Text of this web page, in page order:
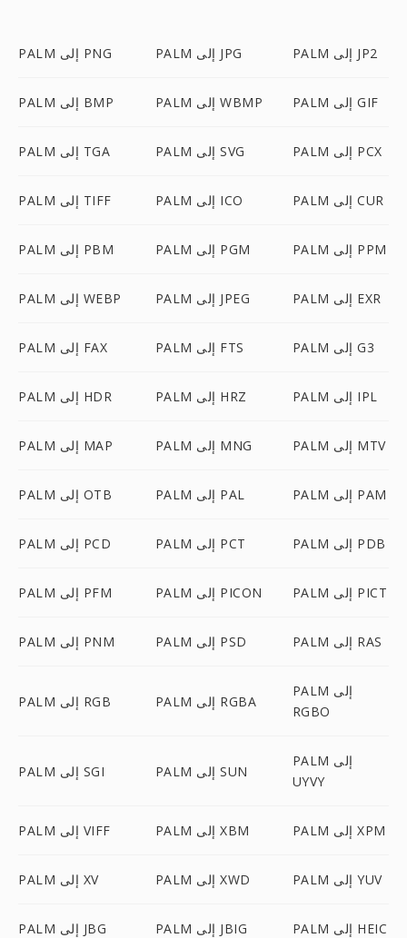
PALM إلى PNG PALM إلى JPG PALM إلى JP2
PALM إلى BMP PALM إلى WBMP PALM إلى GIF
PALM إلى TGA PALM إلى SVG PALM إلى PCX
PALM إلى TIFF PALM إلى ICO PALM إلى CUR
PALM إلى PBM PALM إلى PGM PALM إلى PPM
PALM إلى WEBP PALM إلى JPEG PALM إلى EXR
PALM إلى FAX PALM إلى FTS PALM إلى G3
PALM إلى HDR PALM إلى HRZ PALM إلى IPL
PALM إلى MAP PALM إلى MNG PALM إلى MTV
PALM إلى OTB PALM إلى PAL PALM إلى PAM
PALM إلى PCD PALM إلى PCT PALM إلى PDB
PALM إلى PFM PALM إلى PICON PALM إلى PICT
PALM إلى PNM PALM إلى PSD PALM إلى RAS
PALM إلى RGB PALM إلى RGBA
PALM إلى
RGBO
PALM إلى SGI PALM إلى SUN
PALM إلى
UYVY
PALM إلى VIFF PALM إلى XBM PALM إلى XPM
PALM إلى XV PALM إلى XWD PALM إلى YUV
PALM إلى JBG PALM إلى JBIG PALM إلى HEIC